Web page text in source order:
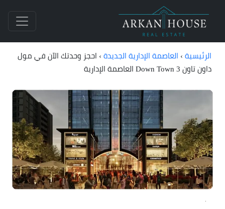
الرئيسية › العاصمة الإدارية الجديدة › احجز وحدتك الآن في مول
داون تاون 3 Down Town العاصمة الإدارية